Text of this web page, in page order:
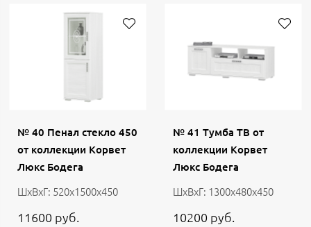
№ 40 Пенал стекло 450
от коллекции Корвет
Люкс Бодега
ШхВхГ: 520х1500х450
11600 руб.
№ 41 Тумба ТВ от
коллекции Корвет
Люкс Бодега
ШхВхГ: 1300х480х450
10200 руб.